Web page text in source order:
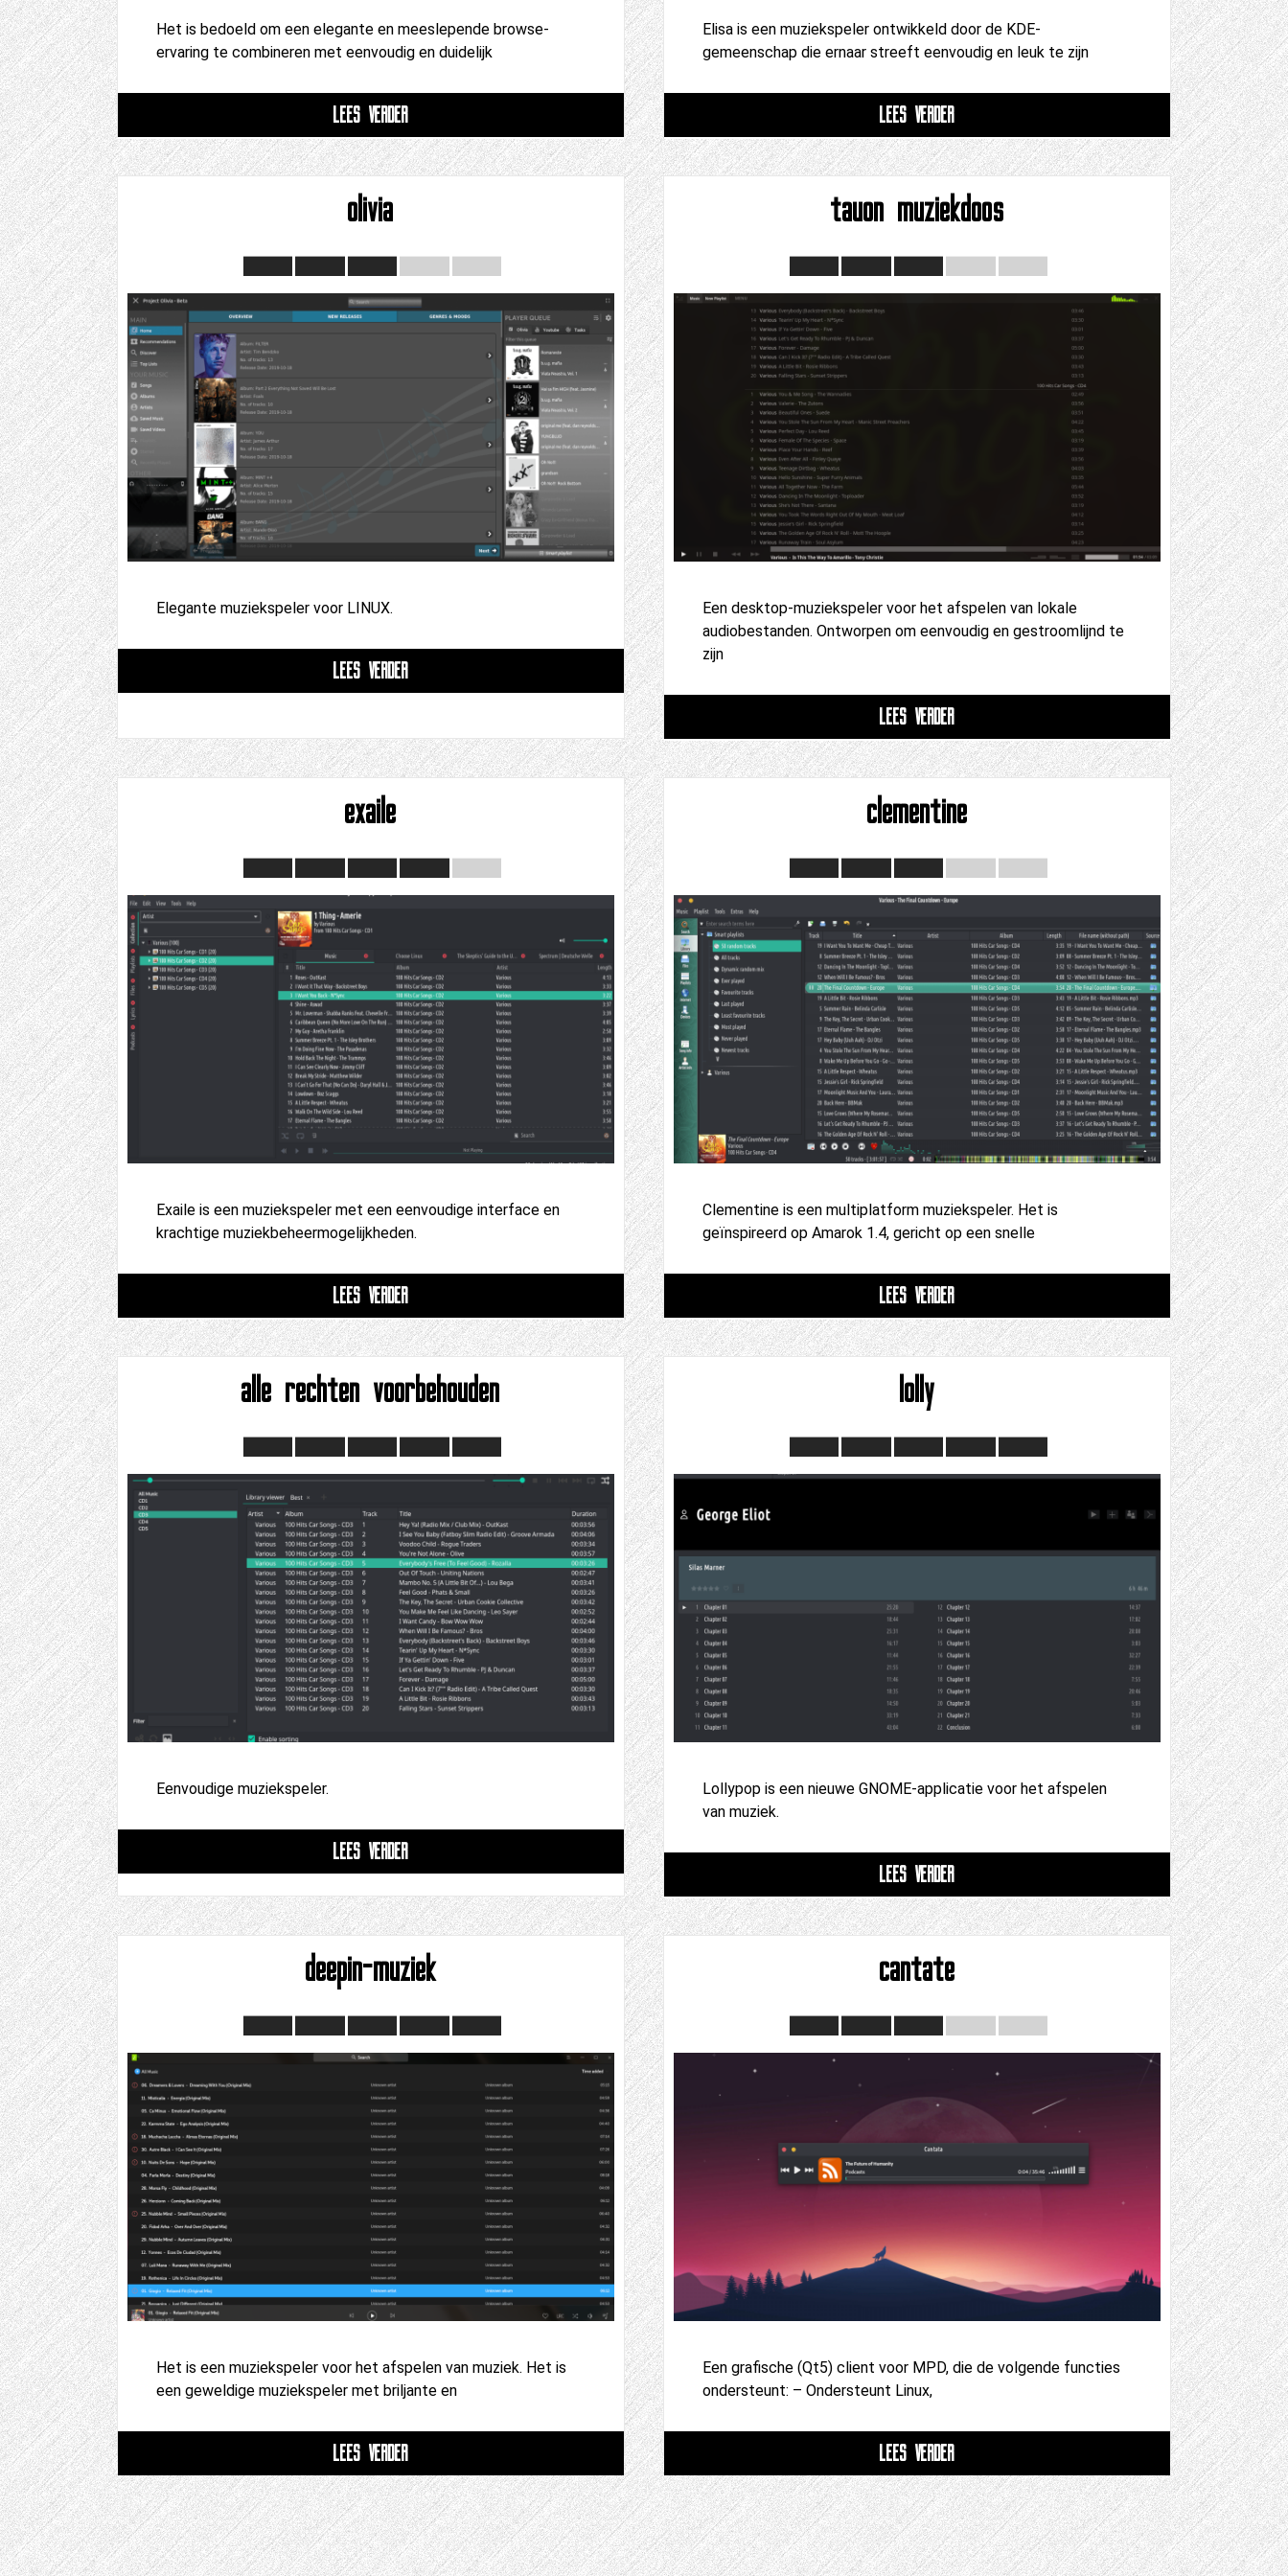
Het is bedoeld om een ​​elegante en meeslepende browse-
ervaring te combineren met eenvoudig en duidelijk
LEES VERDER
Elisa is een muziekspeler ontwikkeld door de KDE-
gemeenschap die ernaar streeft eenvoudig en leuk te zijn
LEES VERDER
olivia
Elegante muziekspeler voor LINUX.
LEES VERDER
tauon muziekdoos
Een desktop-muziekspeler voor het afspelen van lokale
audiobestanden. Ontworpen om eenvoudig en gestroomlijnd te
zijn
LEES VERDER
exaile
Exaile is een muziekspeler met een eenvoudige interface en
krachtige muziekbeheermogelijkheden.
LEES VERDER
clementine
Clementine is een multiplatform muziekspeler. Het is
geïnspireerd op Amarok 1.4, gericht op een snelle
LEES VERDER
alle rechten voorbehouden
Eenvoudige muziekspeler.
LEES VERDER
lolly
Lollypop is een nieuwe GNOME-applicatie voor het afspelen
van muziek.
LEES VERDER
deepin-muziek
Het is een muziekspeler voor het afspelen van muziek. Het is
een geweldige muziekspeler met briljante en
LEES VERDER
cantate
Een grafische (Qt5) client voor MPD, die de volgende functies
ondersteunt: – Ondersteunt Linux,
LEES VERDER